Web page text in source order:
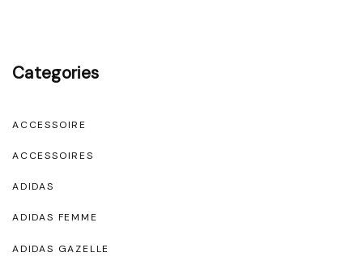
Categories
ACCESSOIRE
ACCESSOIRES
ADIDAS
ADIDAS FEMME
ADIDAS GAZELLE